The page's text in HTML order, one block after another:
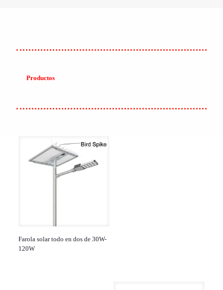
Productos
Farola solar todo en dos de 30W-
120W